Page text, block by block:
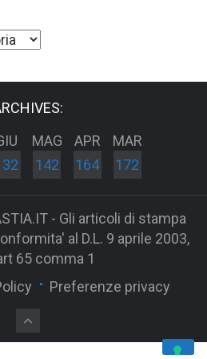
MAG
142
APR
164
MAR
172
- Gli articoli di stampa
al D.L. 9 aprile 2003,
65 comma 1
Preferenze privacy